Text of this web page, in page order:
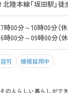
北陸本線「坂田駅」徒
00分～10時00分（休
00分～09時00分（休
可 積極採用中
その人らしい暮らしがで